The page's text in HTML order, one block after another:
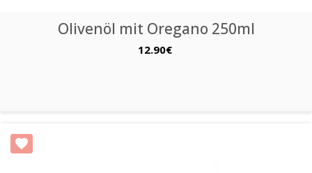
Olivenöl mit Oregano 250ml
12.90€